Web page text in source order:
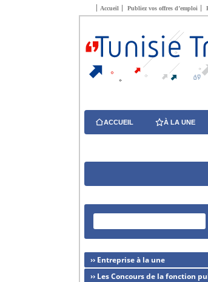
Accueil Publiez vos offres d’emploi
ACCUEIL À LA UNE
›› Entreprise à la une
›› Les Concours de la fonction